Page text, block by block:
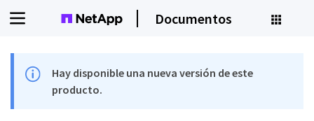
Documentos
Hay disponible una nueva versión de este
producto.